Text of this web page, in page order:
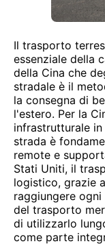
Il trasporto
essenziale della
della Cina che
stradale è il
la consegna di
l'estero. Per la
infrastrutturale
strada è
remote e
Stati Uniti, il
logistico, grazie
raggiungere
del trasporto
di utilizzarlo
come parte